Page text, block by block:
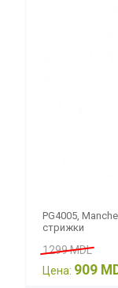
PG4005,
стрижки
1299 MDL
Цена: 909